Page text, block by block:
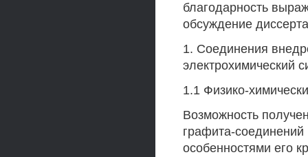
благодарность
обсуждение
1. Соединения
электрохимический
1.1 Физико-
Возможность
графита-
особенностями его